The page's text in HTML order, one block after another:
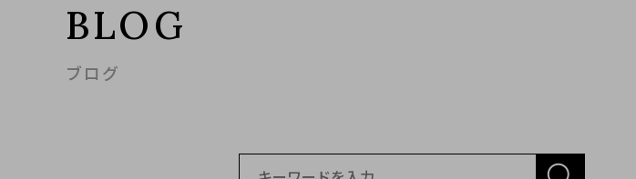
BLOG
ブログ